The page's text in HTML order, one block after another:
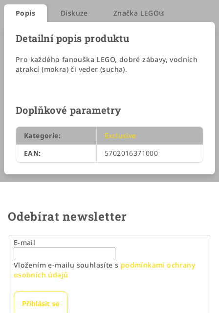
Popis Diskuze Značka LEGO®
Detailní popis produktu
Pro každého fanouška LEGO, dobré zábavy, vodních
atrakcí (mokra) či veder (sucha).
Doplňkové parametry
Kategorie:
Exclusive
EAN: 5702016371000
Odebírat newsletter
E-mail
Vložením e-mailu souhlasíte s podmínkami ochrany
osobních údajů
Přihlásit se